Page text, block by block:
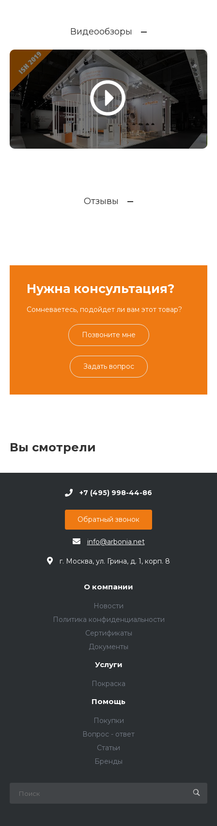
Видеообзоры
Отзывы
Нужна консультация?
Сомневаетесь, подойдет ли вам этот товар?
Позвоните мне
Задать вопрос
Вы смотрели
+7 (495) 998-44-86
Обратный звонок
info@arbonia.net
г. Москва, ул. Грина, д. 1, корп. 8
О компании
Новости
Политика конфиденциальности
Сертификаты
Документы
Услуги
Покраска
Помощь
Покупки
Вопрос - ответ
Статьи
Бренды